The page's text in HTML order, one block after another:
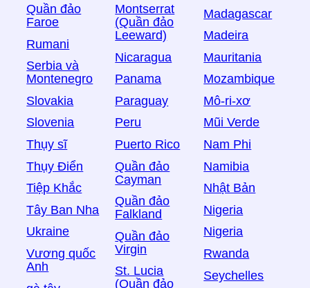
Quần đảo
Faroe
Rumani
Serbia và
Montenegro
Slovakia
Slovenia
Thụy sĩ
Thụy Điển
Tiệp Khắc
Tây Ban Nha
Ukraine
Vương quốc
Anh
Montserrat
(Quần đảo
Leeward)
Nicaragua
Panama
Paraguay
Peru
Puerto Rico
Quần đảo
Cayman
Quần đảo
Falkland
Quần đảo
Virgin
St. Lucia
(Quần đảo
Madagascar
Madeira
Mauritania
Mozambique
Mô-ri-xơ
Mũi Verde
Nam Phi
Namibia
Nhật Bản
Nigeria
Nigeria
Rwanda
Seychelles